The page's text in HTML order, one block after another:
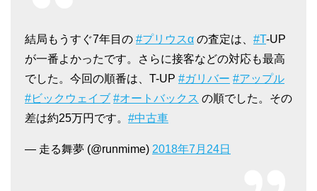
40代男性
手続きなどについて丁寧に説明してくださ
り、価格の駆け引きをするような印象も全
くなく、安心して取引出来る業者でした。
結局もうすぐ7年目の #プリウスα の査定は、 #T-UP
が一番よかったです。さらに接客などの対応も最高
でした。今回の順番は、T-UP #ガリバー #アップル
#ビックウェイブ #オートバックス の順でした。その
差は約25万円です。 #中古車
— 走る舞夢 (@runmime) 2018年7月24日